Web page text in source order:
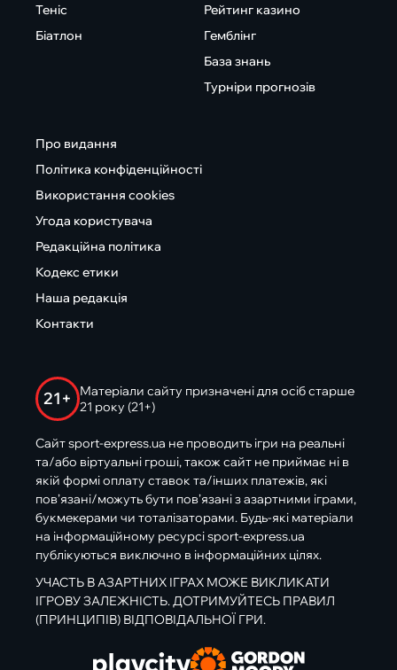
Теніс
Біатлон
Рейтинг казино
Гемблінг
База знань
Турніри прогнозів
Про видання
Політика конфіденційності
Використання cookies
Угода користувача
Редакційна політика
Кодекс етики
Наша редакція
Контакти
21+
Матеріали сайту призначені для осіб старше
21 року (21+)
Сайт sport-express.ua не проводить ігри на реальні
та/або віртуальні гроші, також сайт не приймає ні в
якій формі оплату ставок та/інших платежів, які
пов’язані/можуть бути пов’язані з азартними іграми,
букмекерами чи тоталізаторами. Будь-які матеріали
на інформаційному ресурсі sport-express.ua
публікуються виключно в інформаційних цілях.
УЧАСТЬ В АЗАРТНИХ ІГРАХ МОЖЕ ВИКЛИКАТИ
ІГРОВУ ЗАЛЕЖНІСТЬ. ДОТРИМУЙТЕСЬ ПРАВИЛ
(ПРИНЦИПІВ) ВІДПОВІДАЛЬНОЇ ГРИ.